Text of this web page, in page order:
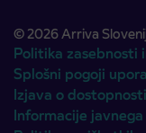
© 2026 Arriva
Politika zasebnosti
Splošni pogoji
Izjava o dostopnosti
Informacije